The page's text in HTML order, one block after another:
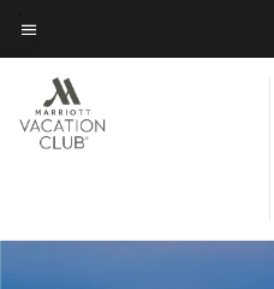
Skip
to
main
content
菜单文本